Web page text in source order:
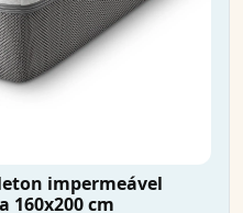
impermeável
160x200 cm